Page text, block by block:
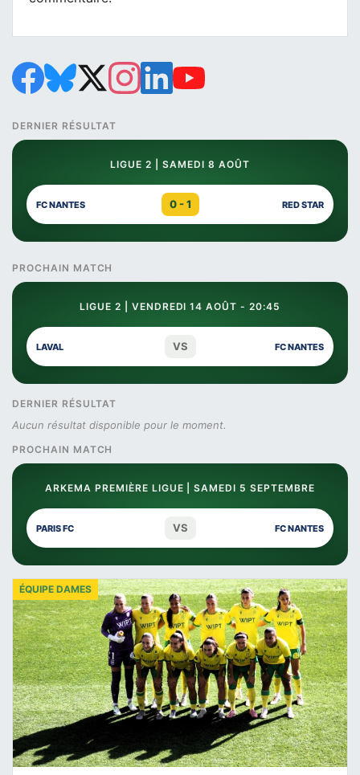
DERNIER RÉSULTAT
LIGUE 2 | SAMEDI 8 AOÛT
FC NANTES 0 - 1 RED STAR
PROCHAIN MATCH
LIGUE 2 | VENDREDI 14 AOÛT - 20:45
LAVAL VS FC NANTES
DERNIER RÉSULTAT
Aucun résultat disponible pour le moment.
PROCHAIN MATCH
ARKEMA PREMIÈRE LIGUE | SAMEDI 5 SEPTEMBRE
PARIS FC VS FC NANTES
ÉQUIPE DAMES